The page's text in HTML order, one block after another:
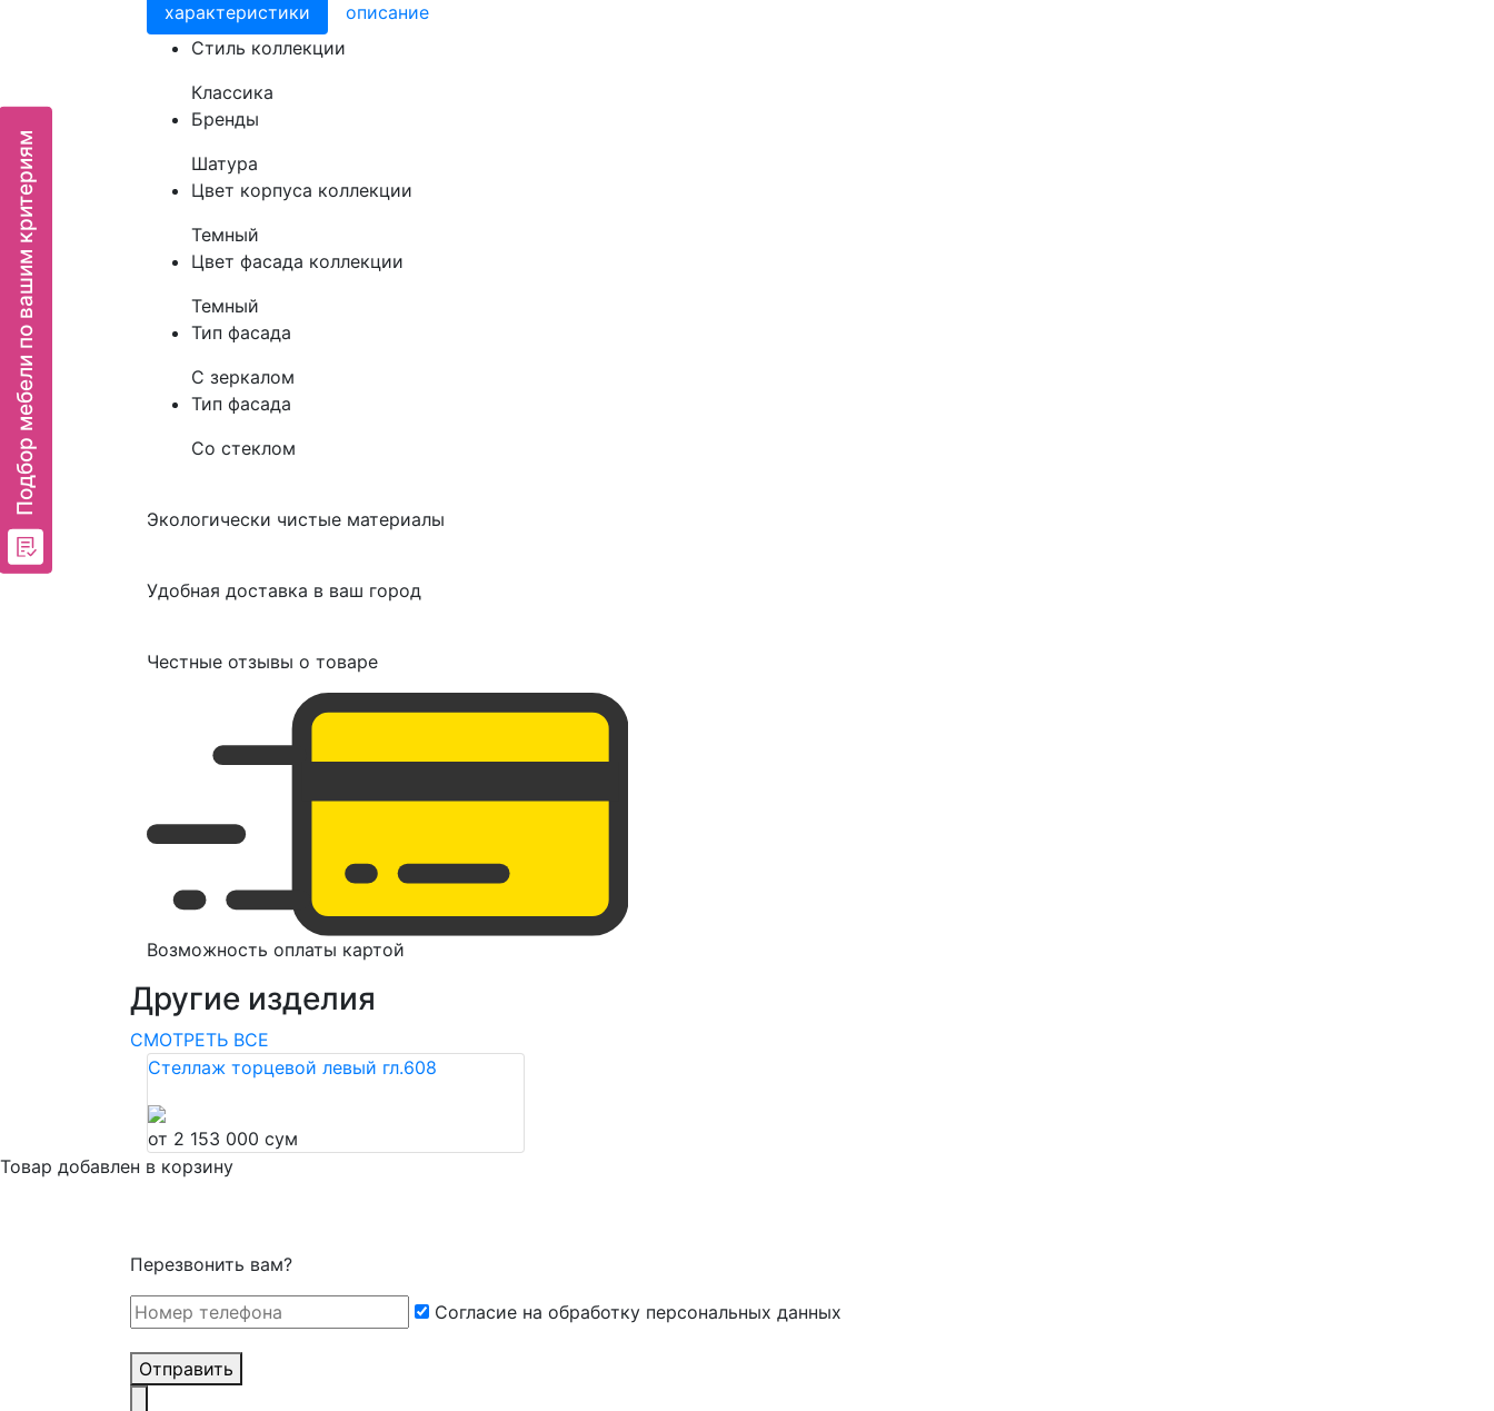
характеристики
описание
Cтиль коллекции
Классика
Бренды
Шатура
Цвет корпуса коллекции
Темный
Цвет фасада коллекции
Темный
Тип фасада
С зеркалом
Тип фасада
Со стеклом
Экологически чистые материалы
Удобная доставка в ваш город
Честные отзывы о товаре
Возможность оплаты картой
Другие изделия
СМОТРЕТЬ ВСЕ
Стеллаж торцевой левый гл.608
от 2 153 000 сум
Товар добавлен в корзину
Перезвонить вам?
Cогласие на обработку персональных данных
Отправить
Подбор мебели по вашим критериям